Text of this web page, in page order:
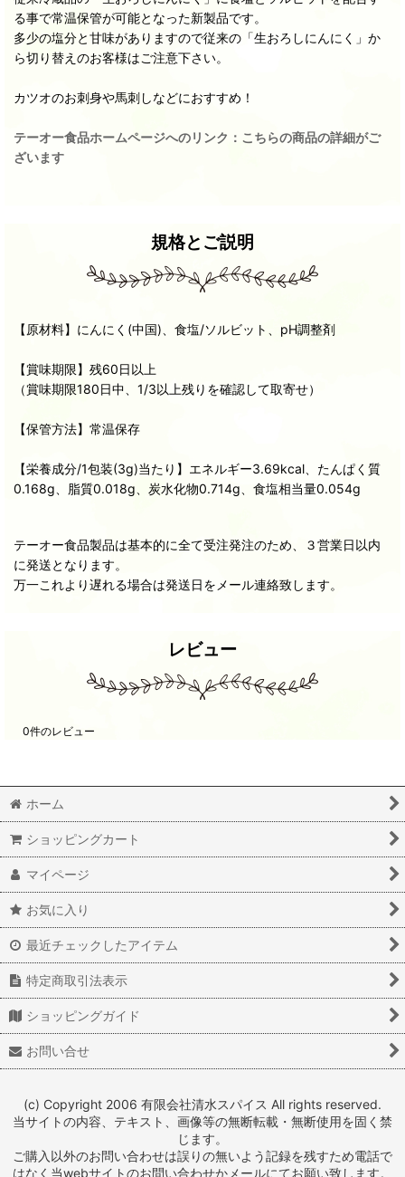
る事で常温保管が可能となった新製品です。
多少の塩分と甘味がありますので従来の「生おろしにんにく」か
ら切り替えのお客様はご注意下さい。
カツオのお刺身や馬刺しなどにおすすめ！
テーオー食品ホームページへのリンク：こちらの商品の詳細がご
ざいます
規格とご説明
【原材料】にんにく(中国)、食塩/ソルビット、pH調整剤
【賞味期限】残60日以上
（賞味期限180日中、1/3以上残りを確認して取寄せ）
【保管方法】常温保存
【栄養成分/1包装(3g)当たり】エネルギー3.69kcal、たんぱく質
0.168g、脂質0.018g、炭水化物0.714g、食塩相当量0.054g
テーオー食品製品は基本的に全て受注発注のため、３営業日以内
に発送となります。
万一これより遅れる場合は発送日をメール連絡致します。
レビュー
0件のレビュー
ホーム
ショッピングカート
マイページ
お気に入り
最近チェックしたアイテム
特定商取引法表示
ショッピングガイド
お問い合せ
(c) Copyright 2006 有限会社清水スパイス All rights reserved.
当サイトの内容、テキスト、画像等の無断転載・無断使用を固く禁
じます。
ご購入以外のお問い合わせは誤りの無いよう記録を残すため電話で
はなく当webサイトのお問い合わせかメールにてお願い致します。